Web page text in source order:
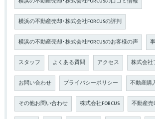
横浜の不動産売却･株式会社FORCUSの評判
横浜の不動産売却･株式会社FORCUSのお客様の声
スタッフ よくある質問 アクセス 株式会社
お問い合わせ プライバシーポリシー 不動産購
その他お問い合わせ 株式会社FORCUS 不動産